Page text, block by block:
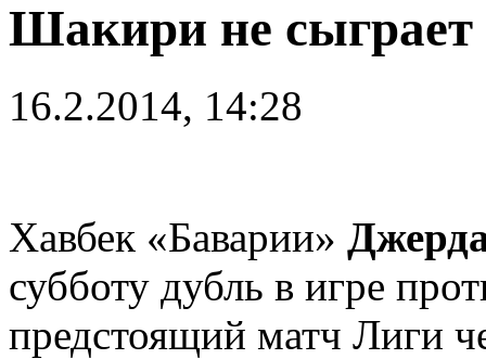
Шакири не сыграет
16.2.2014, 14:28
Хавбек «Баварии»
субботу дубль в игре
предстоящий матч Лиги